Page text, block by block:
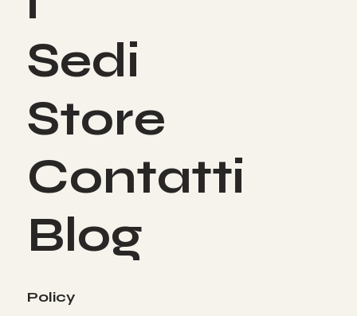
Sedi
Store
Contatti
Blog
Policy